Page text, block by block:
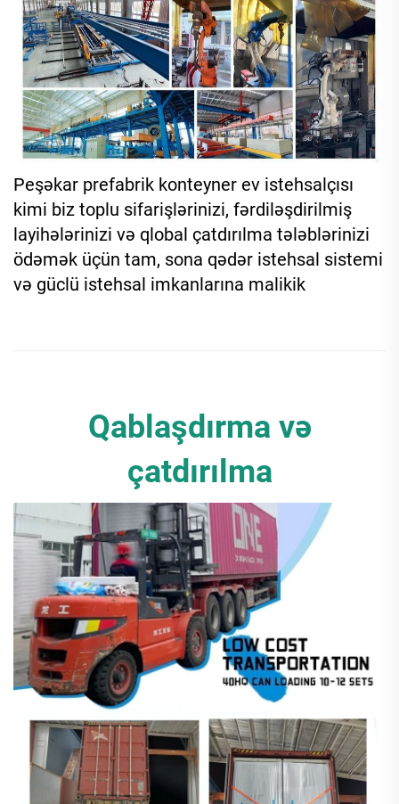
Peşəkar prefabrik konteyner ev istehsalçısı
kimi biz toplu sifarişlərinizi, fərdiləşdirilmiş
layihələrinizi və qlobal çatdırılma tələblərinizi
ödəmək üçün tam, sona qədər istehsal sistemi
və güclü istehsal imkanlarına malikik
Qablaşdırma və
çatdırılma